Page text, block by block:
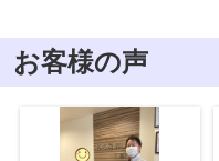
お客様の声